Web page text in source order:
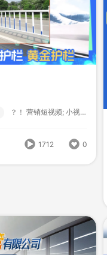
？！ 营销短视频; 小视频; 初级款;
1712 0